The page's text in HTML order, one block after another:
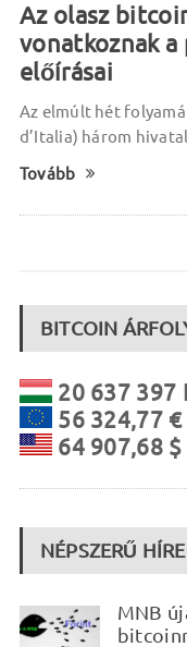
Az olasz
vonatkoznak
előírásai
Az elmúlt hét
d’Italia) három
Tovább
BITCOIN
20 637 397
56 324,77 €
64 907,68 $
NÉPSZERŰ
MNB